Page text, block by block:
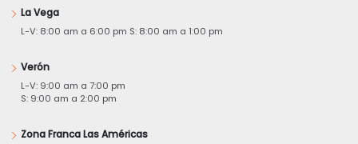
La Vega
L-V: 8:00 am a 6:00 pm S: 8:00 am a 1:00 pm
Verón
L-V: 9:00 am a 7:00 pm
S: 9:00 am a 2:00 pm
Zona Franca Las Américas